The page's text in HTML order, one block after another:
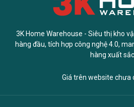
3K Home Warehouse - Siêu thị kho
hàng đầu, tích hợp công nghệ 4.0,
hàng xuất sắc.
Giá trên website chưa